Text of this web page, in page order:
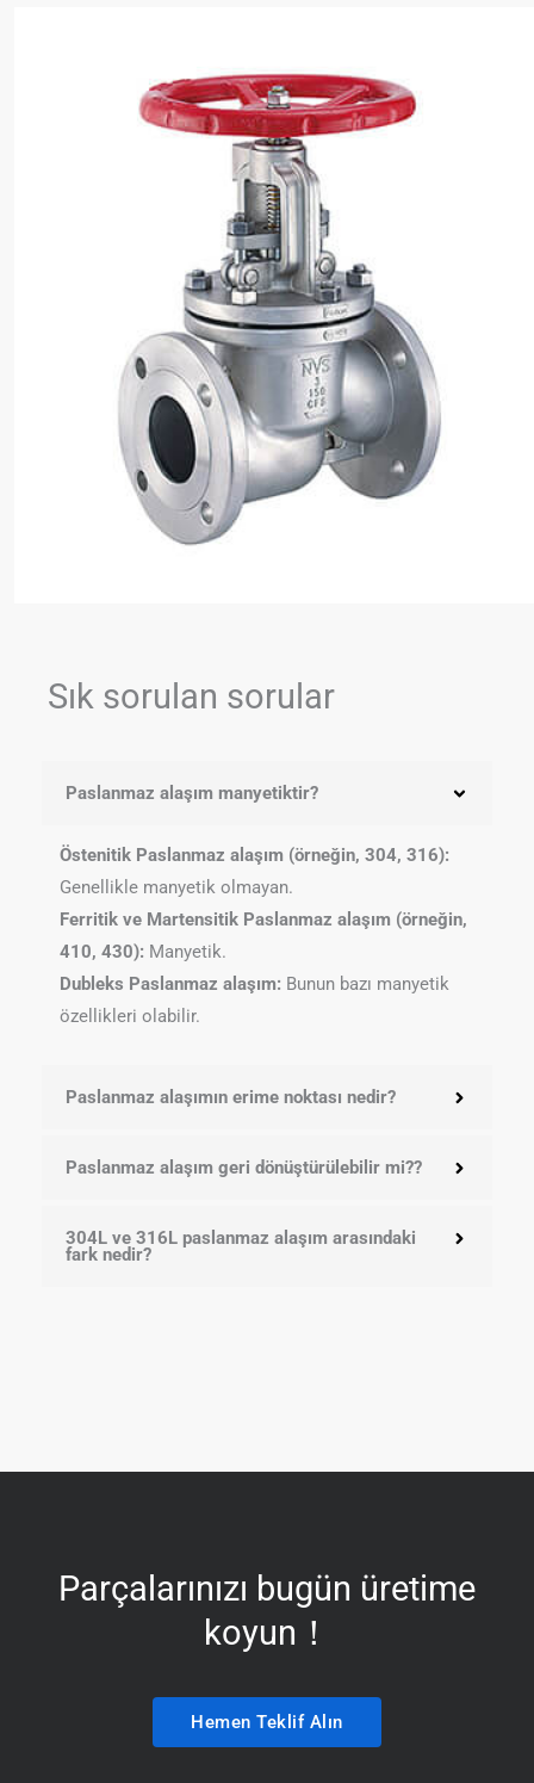
Sık sorulan sorular
Paslanmaz alaşım manyetiktir?
Östenitik Paslanmaz alaşım (örneğin, 304, 316):
Genellikle manyetik olmayan.
Ferritik ve Martensitik Paslanmaz alaşım (örneğin,
410, 430): Manyetik.
Dubleks Paslanmaz alaşım: Bunun bazı manyetik
özellikleri olabilir.
Paslanmaz alaşımın erime noktası nedir?
Paslanmaz alaşım geri dönüştürülebilir mi??
304L ve 316L paslanmaz alaşım arasındaki
fark nedir?
Parçalarınızı bugün üretime
koyun！
Hemen Teklif Alın